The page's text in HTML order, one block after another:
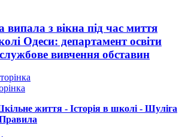
випала з вікна під час миття
Одеси: департамент освіти
вивчення обставин
життя - Історія в школі - Шуліга